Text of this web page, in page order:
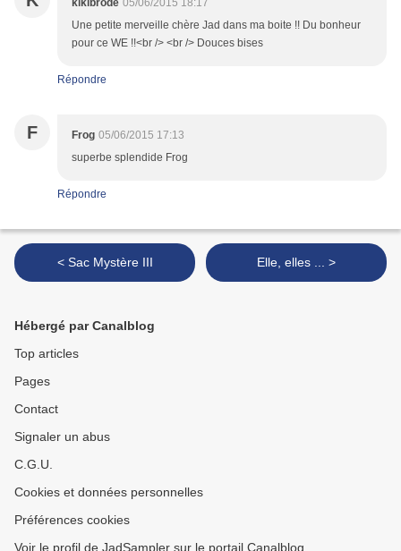
kikibrode 05/06/2015 18:17
Une petite merveille chère Jad dans ma boite !! Du bonheur
pour ce WE !!<br /> <br /> Douces bises
Répondre
F Frog 05/06/2015 17:13
superbe splendide Frog
Répondre
< Sac Mystère III Elle, elles ... >
Hébergé par Canalblog
Top articles
Pages
Contact
Signaler un abus
C.G.U.
Cookies et données personnelles
Préférences cookies
Voir le profil de JadSampler sur le portail Canalblog